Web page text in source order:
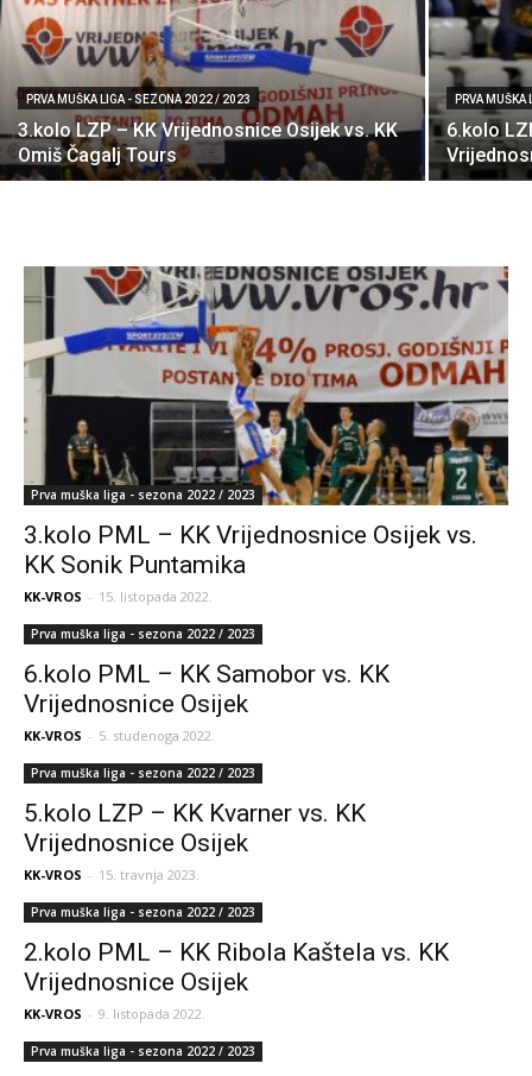
PRVA MUŠKA LIGA - SEZONA 2022 / 2023
3.kolo LZP – KK Vrijednosnice Osijek vs. KK
Omiš Čagalj Tours
PRVA
6.kolo
Prva muška liga - sezona 2022 / 2023
3.kolo PML – KK Vrijednosnice Osijek vs.
KK Sonik Puntamika
KK-VROS - 15. listopada 2022.
Prva muška liga - sezona 2022 / 2023
6.kolo PML – KK Samobor vs. KK
Vrijednosnice Osijek
KK-VROS - 5. studenoga 2022.
Prva muška liga - sezona 2022 / 2023
5.kolo LZP – KK Kvarner vs. KK
Vrijednosnice Osijek
KK-VROS - 15. travnja 2023.
Prva muška liga - sezona 2022 / 2023
2.kolo PML – KK Ribola Kaštela vs. KK
Vrijednosnice Osijek
KK-VROS - 9. listopada 2022.
Prva muška liga - sezona 2022 / 2023